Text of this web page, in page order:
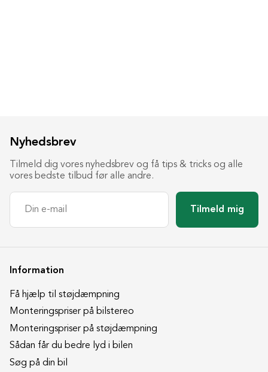
Nyhedsbrev
Tilmeld dig vores nyhedsbrev og få tips & tricks og alle
vores bedste tilbud før alle andre.
Tilmeld mig
Information
Få hjælp til støjdæmpning
Monteringspriser på bilstereo
Monteringspriser på støjdæmpning
Sådan får du bedre lyd i bilen
Søg på din bil